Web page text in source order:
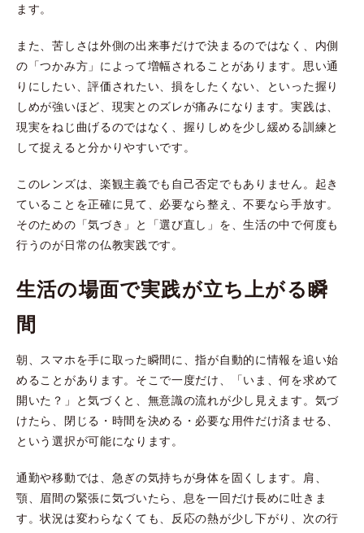
ます。
また、苦しさは外側の出来事だけで決まるのではなく、内側
の「つかみ方」によって増幅されることがあります。思い通
りにしたい、評価されたい、損をしたくない、といった握り
しめが強いほど、現実とのズレが痛みになります。実践は、
現実をねじ曲げるのではなく、握りしめを少し緩める訓練と
して捉えると分かりやすいです。
このレンズは、楽観主義でも自己否定でもありません。起き
ていることを正確に見て、必要なら整え、不要なら手放す。
そのための「気づき」と「選び直し」を、生活の中で何度も
行うのが日常の仏教実践です。
生活の場面で実践が立ち上がる瞬
間
朝、スマホを手に取った瞬間に、指が自動的に情報を追い始
めることがあります。そこで一度だけ、「いま、何を求めて
開いた？」と気づくと、無意識の流れが少し見えます。気づ
けたら、閉じる・時間を決める・必要な用件だけ済ませる、
という選択が可能になります。
通勤や移動では、急ぎの気持ちが身体を固くします。肩、
顎、眉間の緊張に気づいたら、息を一回だけ長めに吐きま
す。状況は変わらなくても、反応の熱が少し下がり、次の行